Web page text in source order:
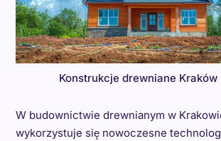
Konstrukcje drewniane Kraków
W budownictwie drewnianym w
wykorzystuje się nowoczesne